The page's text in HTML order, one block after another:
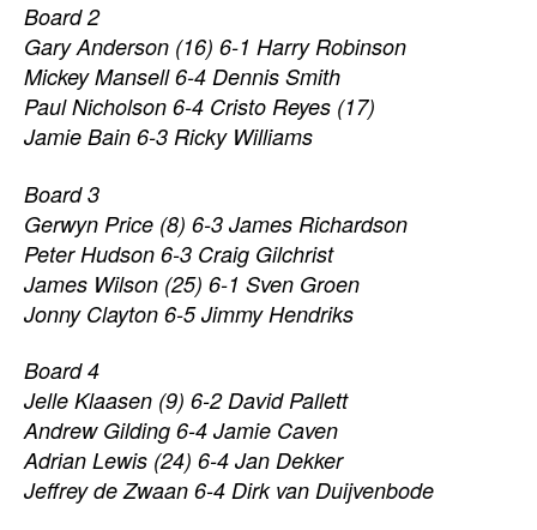
Board 2
Gary Anderson (16) 6-1 Harry Robinson
Mickey Mansell 6-4 Dennis Smith
Paul Nicholson 6-4 Cristo Reyes (17)
Jamie Bain 6-3 Ricky Williams
Board 3
Gerwyn Price (8) 6-3 James Richardson
Peter Hudson 6-3 Craig Gilchrist
James Wilson (25) 6-1 Sven Groen
Jonny Clayton 6-5 Jimmy Hendriks
Board 4
Jelle Klaasen (9) 6-2 David Pallett
Andrew Gilding 6-4 Jamie Caven
Adrian Lewis (24) 6-4 Jan Dekker
Jeffrey de Zwaan 6-4 Dirk van Duijvenbode